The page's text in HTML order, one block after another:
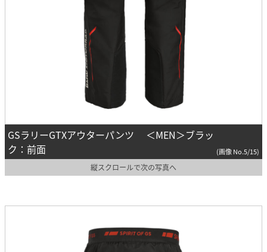
GSラリーGTXアウターパンツ ＜MEN＞ブラッ
ク：前面
(画像 No.5/15)
縦スクロールで次の写真へ